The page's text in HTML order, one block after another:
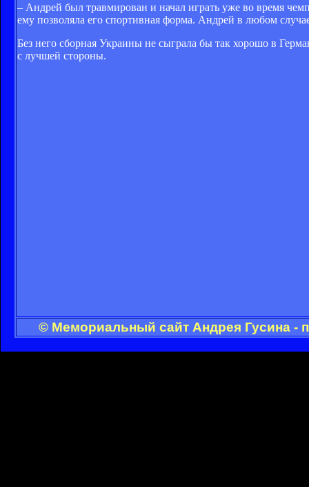
– Андрей был травмирован и начал играть уже во время
ему позволяла его спортивная форма. Андрей в любом
Без него сборная Украины не сыграла бы так хорошо в
с лучшей стороны.
© Мемориальный сайт Андрея Гусина -